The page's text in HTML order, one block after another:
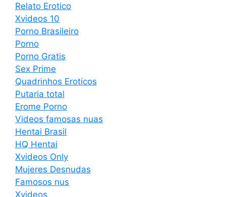
Relato Erotico
Xvideos 10
Porno Brasileiro
Porno
Porno Gratis
Sex Prime
Quadrinhos Eroticos
Putaria total
Erome Porno
Videos famosas nuas
Hentai Brasil
HQ Hentai
Xvideos Only
Mujeres Desnudas
Famosos nus
Xvideos